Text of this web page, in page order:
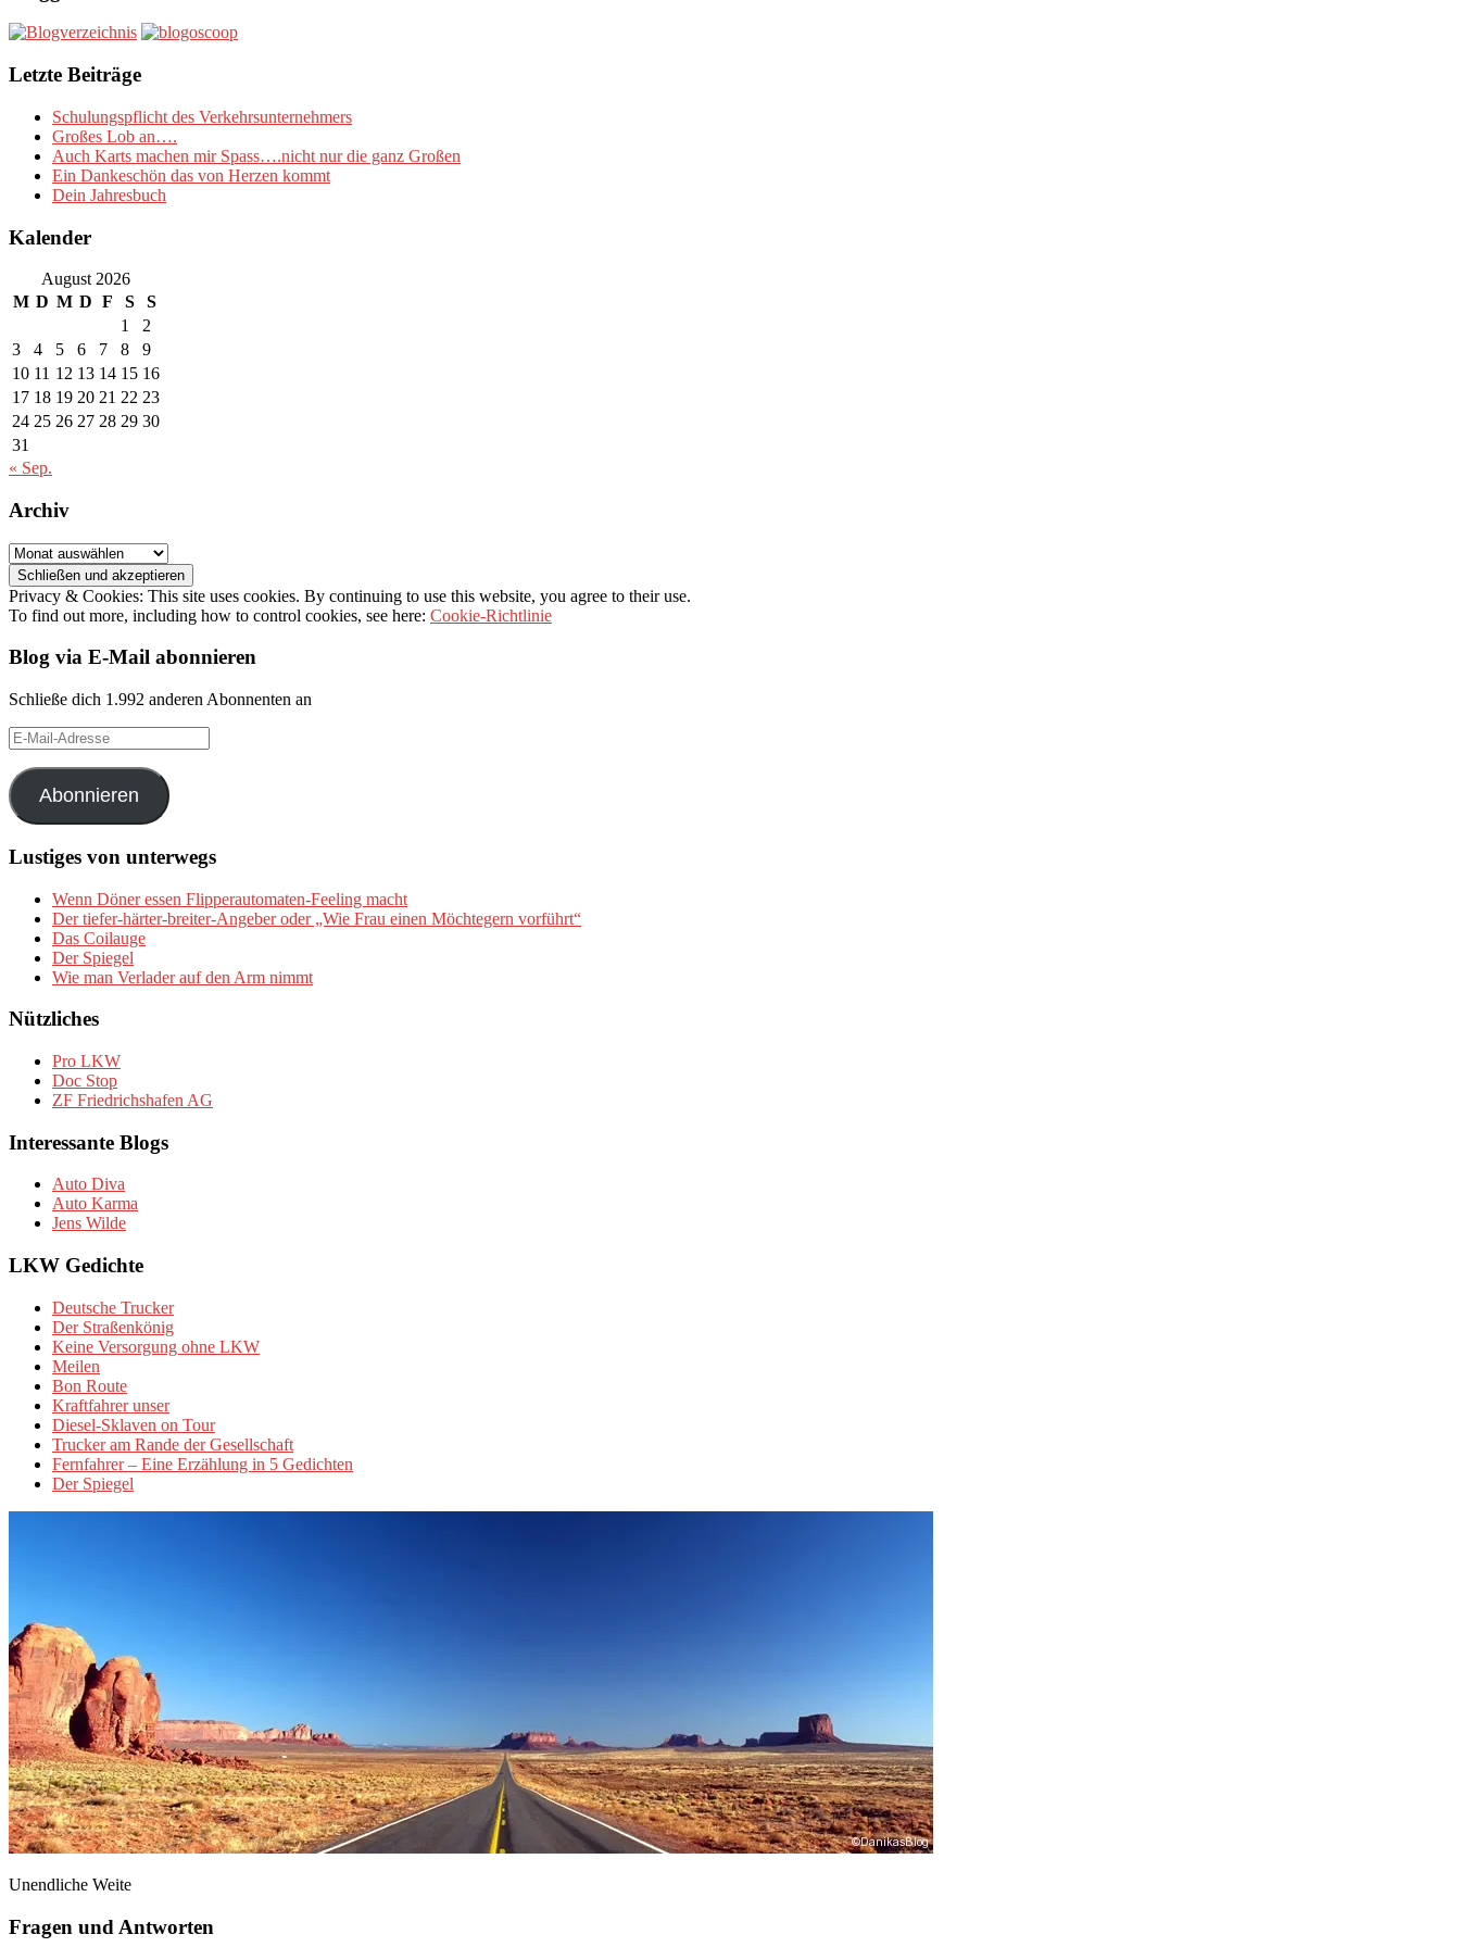
Letzte Beiträge
Schulungspflicht des Verkehrsunternehmers
Großes Lob an….
Auch Karts machen mir Spass….nicht nur die ganz Großen
Ein Dankeschön das von Herzen kommt
Dein Jahresbuch
Kalender
August 2026
M D M D F S
S
1
2
3
4 5 6 7 8
9
10 11 12 13 14 15 16
17 18 19 20 21 22 23
24 25 26 27 28 29 30
31
« Sep.
Archiv
Archiv
Privacy & Cookies: This site uses cookies. By continuing to use this website, you agree to their use.
To find out more, including how to control cookies, see here: Cookie-Richtlinie
Blog via E-Mail abonnieren
Schließe dich 1.992 anderen Abonnenten an
E-
Mail-
Adresse
Abonnieren
Lustiges von unterwegs
Wenn Döner essen Flipperautomaten-Feeling macht
Der tiefer-härter-breiter-Angeber oder „Wie Frau einen Möchtegern vorführt“
Das Coilauge
Der Spiegel
Wie man Verlader auf den Arm nimmt
Nützliches
Pro LKW
Doc Stop
ZF Friedrichshafen AG
Interessante Blogs
Auto Diva
Auto Karma
Jens Wilde
LKW Gedichte
Deutsche Trucker
Der Straßenkönig
Keine Versorgung ohne LKW
Meilen
Bon Route
Kraftfahrer unser
Diesel-Sklaven on Tour
Trucker am Rande der Gesellschaft
Fernfahrer – Eine Erzählung in 5 Gedichten
Der Spiegel
Unendliche Weite
Fragen und Antworten